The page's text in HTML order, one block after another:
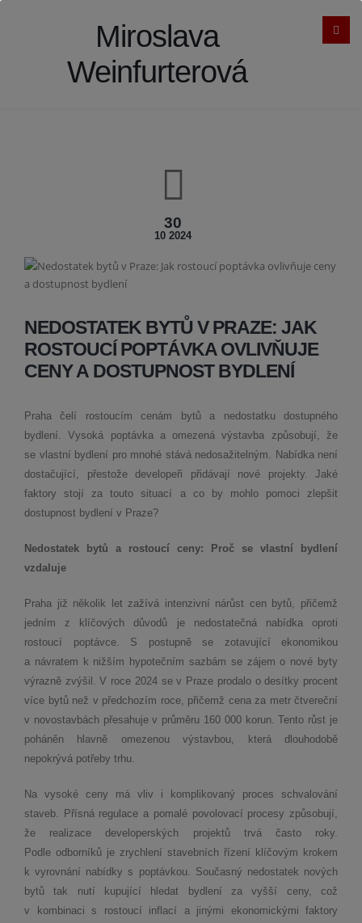
Miroslava
Weinfurterová
30
10 2024
NEDOSTATEK BYTŮ V PRAZE: JAK
ROSTOUCÍ POPTÁVKA OVLIVŇUJE
CENY A DOSTUPNOST BYDLENÍ
Praha čelí rostoucím cenám bytů a nedostatku dostupného
bydlení. Vysoká poptávka a omezená výstavba způsobují, že
se vlastní bydlení pro mnohé stává nedosažitelným. Nabídka není
dostačující, přestože developeři přidávají nové projekty. Jaké
faktory stojí za touto situací a co by mohlo pomoci zlepšit
dostupnost bydlení v Praze?
Nedostatek bytů a rostoucí ceny: Proč se vlastní bydlení
vzdaluje
Praha již několik let zažívá intenzivní nárůst cen bytů, přičemž
jedním z klíčových důvodů je nedostatečná nabídka oproti
rostoucí poptávce. S postupně se zotavující ekonomikou
a návratem k nižším hypotečním sazbám se zájem o nové byty
výrazně zvýšil. V roce 2024 se v Praze prodalo o desítky procent
více bytů než v předchozím roce, přičemž cena za metr čtvereční
v novostavbách přesahuje v průměru 160 000 korun. Tento růst je
poháněn hlavně omezenou výstavbou, která dlouhodobě
nepokrývá potřeby trhu.
Na vysoké ceny má vliv i komplikovaný proces schvalování
staveb. Přísná regulace a pomalé povolovací procesy způsobují,
že realizace developerských projektů trvá často roky.
Podle odborníků je zrychlení stavebních řízení klíčovým krokem
k vyrovnání nabídky s poptávkou. Současný nedostatek nových
bytů tak nutí kupující hledat bydlení za vyšší ceny, což
v kombinaci s rostoucí inflací a jinými ekonomickými faktory